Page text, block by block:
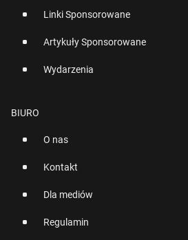
Linki Sponsorowane
Artykuły Sponsorowane
Wydarzenia
BIURO
O nas
Kontakt
Dla mediów
Regulamin